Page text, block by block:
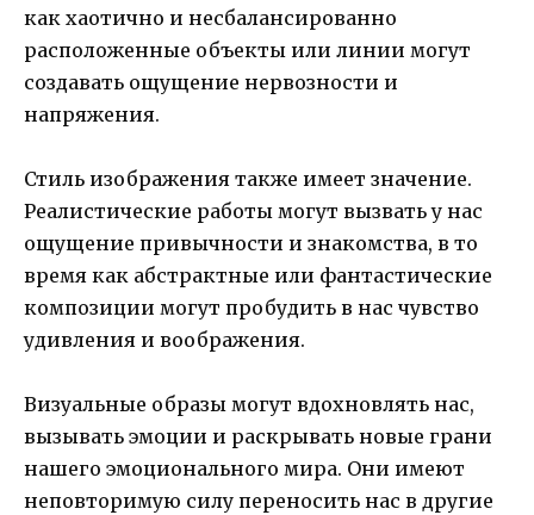
как хаотично и несбалансированно
расположенные объекты или линии могут
создавать ощущение нервозности и
напряжения.
Стиль изображения также имеет значение.
Реалистические работы могут вызвать у нас
ощущение привычности и знакомства, в то
время как абстрактные или фантастические
композиции могут пробудить в нас чувство
удивления и воображения.
Визуальные образы могут вдохновлять нас,
вызывать эмоции и раскрывать новые грани
нашего эмоционального мира. Они имеют
неповторимую силу переносить нас в другие